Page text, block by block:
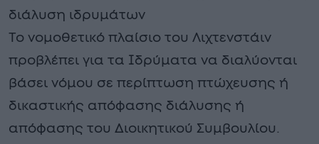
διάλυση ιδρυμάτων
Το νομοθετικό πλαίσιο του Λιχτενστάιν
προβλέπει για τα Ιδρύματα να διαλύονται
βάσει νόμου σε περίπτωση πτώχευσης ή
δικαστικής απόφασης διάλυσης ή
απόφασης του Διοικητικού Συμβουλίου.